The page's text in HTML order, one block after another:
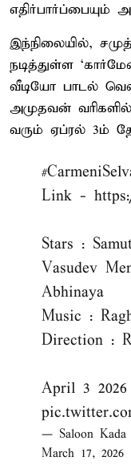
எதிர்பார்ப்பையும்
இந்நிலையில்,
நடித்துள்ள
வீடியோ பாடல்
அமுதவன்
வரும் ஏப்ரல் 3ம்
Link -
Stars :
Vasudev
Abhinaya
Music :
Direction :
April 3 2026
— Saloon Kada
March 17, 2026